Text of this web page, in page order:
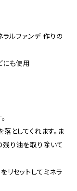
ラルファンデ 作りの
にも使用
としてくれます。ま
残り油を取り除いて
リセットしてミネラ